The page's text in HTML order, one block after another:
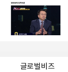
글로벌비즈